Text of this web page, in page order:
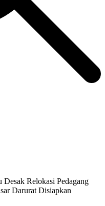
Relokasi Pedagang
Darurat Disiapkan